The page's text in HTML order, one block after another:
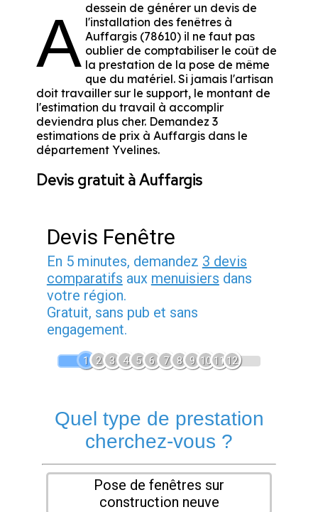
A dessein de générer un devis de
l'installation des fenêtres à
Auffargis (78610) il ne faut pas
oublier de comptabiliser le coût de
la prestation de la pose de même
que du matériel. Si jamais l'artisan
doit travailler sur le support, le montant de
l'estimation du travail à accomplir
deviendra plus cher. Demandez 3
estimations de prix à Auffargis dans le
département Yvelines.
Devis gratuit à Auffargis
Devis Fenêtre
En 5 minutes, demandez 3 devis
comparatifs aux menuisiers dans
votre région.
Gratuit, sans pub et sans
engagement.
1 2 3 4 5 6 7 8 9 1011 12
Quel type de prestation
cherchez-vous ?
Pose de fenêtres sur
construction neuve